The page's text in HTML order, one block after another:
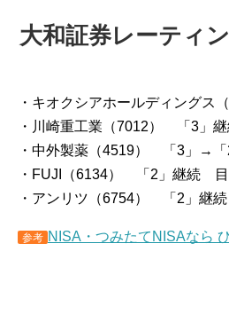
大和証券レーティ
・キオクシアホールディング
・川崎重工業（7012） 「3」
・中外製薬（4519） 「3」→
・FUJI（6134） 「2」継続
・アンリツ（6754） 「2」継
参考 NISA・つみたてNISAなら